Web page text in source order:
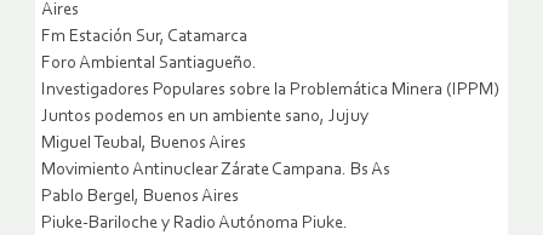
Aires
Fm Estación Sur, Catamarca
Foro Ambiental Santiagueño.
Investigadores Populares sobre la Problemática Minera (IPPM)
Juntos podemos en un ambiente sano, Jujuy
Miguel Teubal, Buenos Aires
Movimiento Antinuclear Zárate Campana. Bs As
Pablo Bergel, Buenos Aires
Piuke-Bariloche y Radio Autónoma Piuke.